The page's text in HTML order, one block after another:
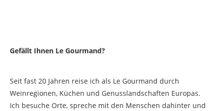
Gefällt Ihnen Le Gourmand?
Seit fast 20 Jahren reise ich als Le Gourmand durch
Weinregionen, Küchen und Genusslandschaften Europas.
Ich besuche Orte, spreche mit den Menschen dahinter und